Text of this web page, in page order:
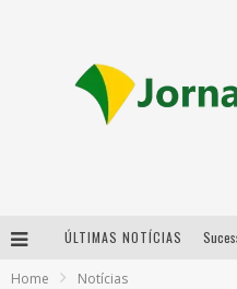
ÚLTIMAS NOTÍCIAS
Home Notícias